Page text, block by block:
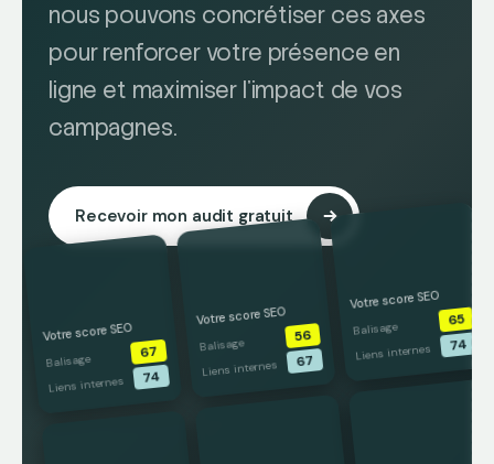
nous pouvons concrétiser ces axes
pour renforcer votre présence en
ligne et maximiser l'impact de vos
campagnes.
Recevoir mon audit gratuit ㅤ
Votre score SEO
Balisage 67
Liens internes 74
Votre score SEO
Balisage 56
Liens internes 67
Votre score SEO
Balisage 65
Liens internes 74